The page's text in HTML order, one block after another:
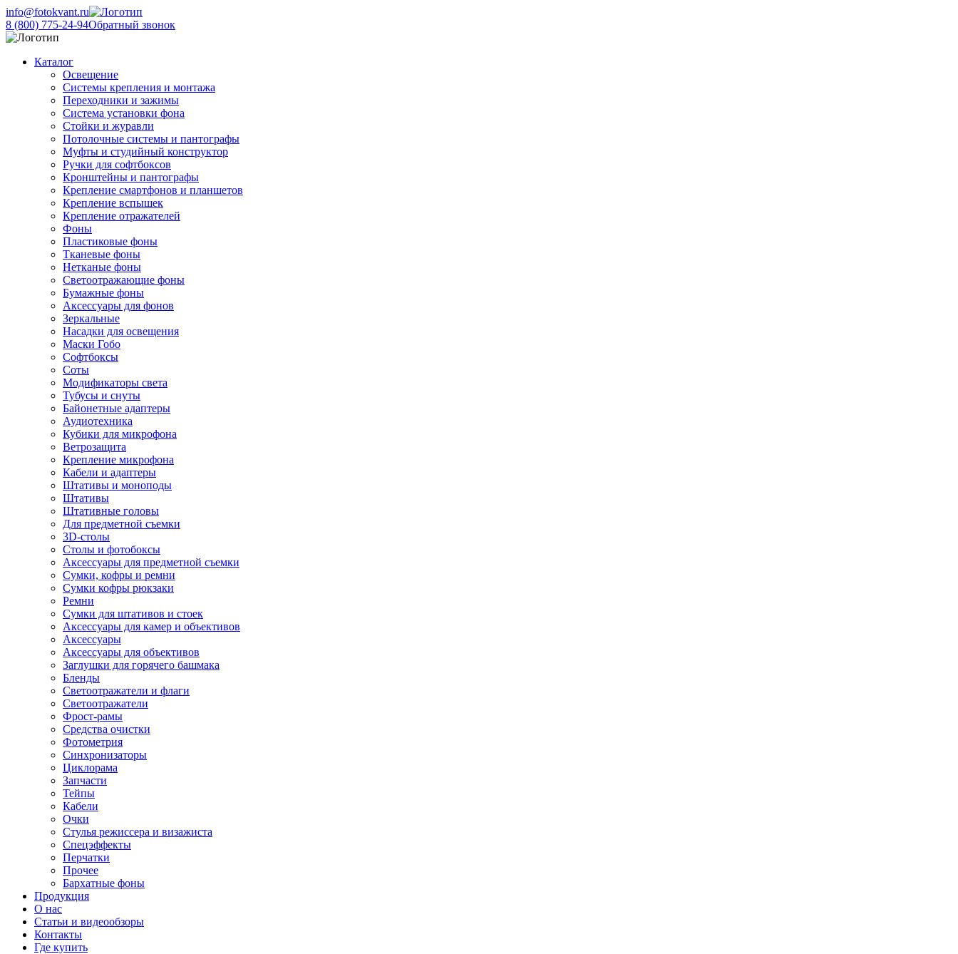
info@fotokvant.ru
8 (800) 775-24-94Обратный звонок
Каталог
Освещение
Системы крепления и монтажа
Переходники и зажимы
Система установки фона
Стойки и журавли
Потолочные системы и пантографы
Муфты и студийный конструктор
Ручки для софтбоксов
Кронштейны и пантографы
Крепление смартфонов и планшетов
Крепление вспышек
Крепление отражателей
Фоны
Пластиковые фоны
Тканевые фоны
Нетканые фоны
Светоотражающие фоны
Бумажные фоны
Аксессуары для фонов
Зеркальные
Насадки для освещения
Маски Гобо
Софтбоксы
Соты
Модификаторы света
Тубусы и снуты
Байонетные адаптеры
Аудиотехника
Кубики для микрофона
Ветрозащита
Крепление микрофона
Кабели и адаптеры
Штативы и моноподы
Штативы
Штативные головы
Для предметной съемки
3D-столы
Столы и фотобоксы
Аксессуары для предметной съемки
Сумки, кофры и ремни
Сумки кофры рюкзаки
Ремни
Сумки для штативов и стоек
Аксессуары для камер и объективов
Аксессуары
Аксессуары для объективов
Заглушки для горячего башмака
Бленды
Светоотражатели и флаги
Светоотражатели
Фрост-рамы
Средства очистки
Фотометрия
Синхронизаторы
Циклорама
Запчасти
Тейпы
Кабели
Очки
Стулья режиссера и визажиста
Спецэффекты
Перчатки
Прочее
Бархатные фоны
Продукция
О нас
Статьи и видеообзоры
Контакты
Где купить